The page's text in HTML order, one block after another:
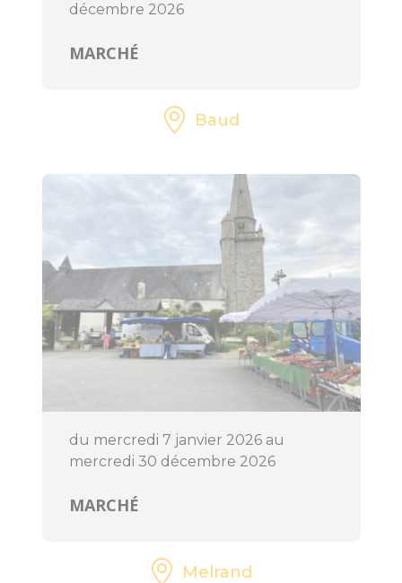
décembre 2026
MARCHÉ
Baud
du mercredi 7 janvier 2026 au
mercredi 30 décembre 2026
MARCHÉ
Melrand